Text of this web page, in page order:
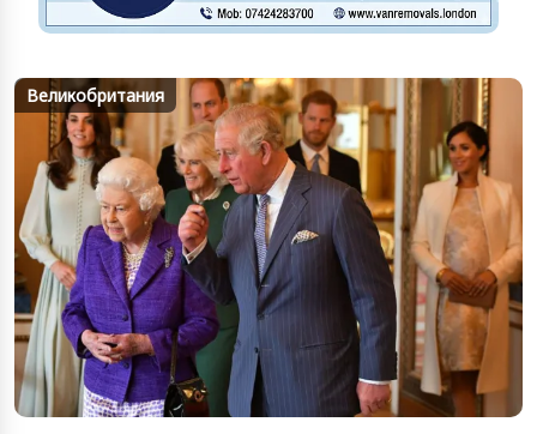
Великобритания